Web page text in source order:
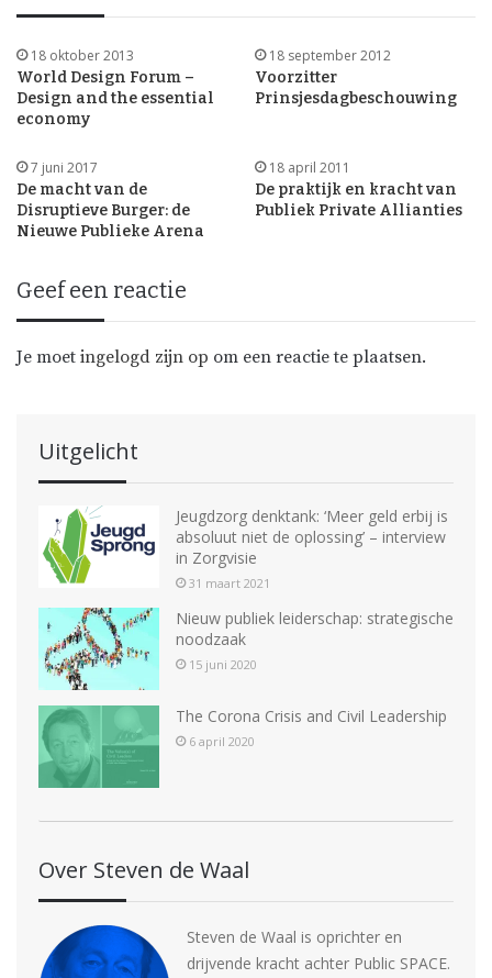
18 oktober 2013
World Design Forum –
Design and the essential
economy
18 september 2012
Voorzitter
Prinsjesdagbeschouwing
7 juni 2017
De macht van de
Disruptieve Burger: de
Nieuwe Publieke Arena
18 april 2011
De praktijk en kracht van
Publiek Private Allianties
Geef een reactie
Je moet ingelogd zijn op om een reactie te plaatsen.
Uitgelicht
Jeugdzorg denktank: ‘Meer geld erbij is
absoluut niet de oplossing’ – interview
in Zorgvisie
31 maart 2021
Nieuw publiek leiderschap: strategische
noodzaak
15 juni 2020
The Corona Crisis and Civil Leadership
6 april 2020
Over Steven de Waal
Steven de Waal is oprichter en
drijvende kracht achter Public SPACE.